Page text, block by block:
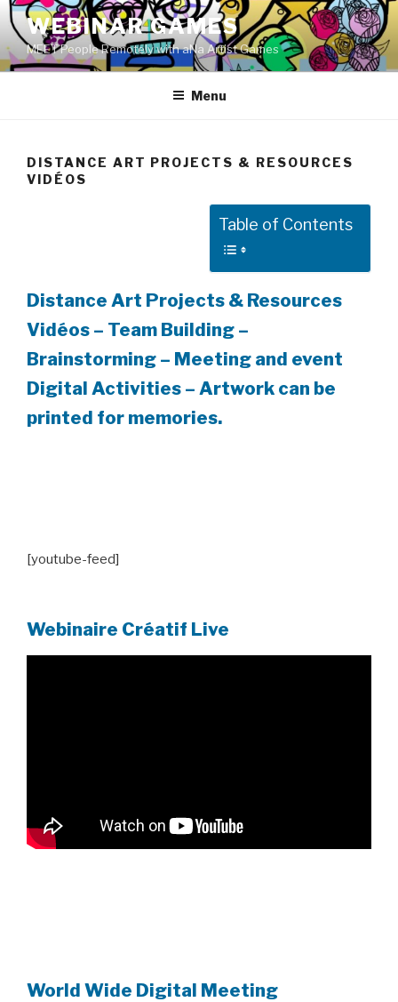
Skip
to
content
WEBINAR GAMES
MEET People Remotely with aNa Artist Games
Menu
DISTANCE ART PROJECTS & RESOURCES
VIDÉOS
Table of Contents
Distance Art Projects & Resources
Vidéos – Team Building –
Brainstorming – Meeting and event
Digital Activities – Artwork can be
printed for memories.
[youtube-feed]
Webinaire Créatif Live
World Wide Digital Meeting